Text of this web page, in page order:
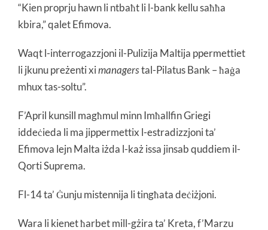
“Kien proprju hawn li ntbaħt li l-bank kellu saħħa
kbira,” qalet Efimova.
Waqt l-interrogazzjoni il-Pulizija Maltija ppermettiet
li jkunu preżenti ximanagerstal-Pilatus Bank – ħaġa
mhux tas-soltu”.
F’April kunsill magħmul minn Imħallfin Griegi
iddeċieda li ma jippermettix l-estradizzjoni ta’
Efimova lejn Malta iżda l-każ issa jinsab quddiem il-
Qorti Suprema.
Fl-14 ta’ Ġunju mistennija li tingħata deċiżjoni.
Wara li kienet ħarbet mill-gżira ta’ Kreta, f’Marzu